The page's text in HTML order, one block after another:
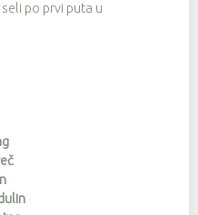
po prvi puta u